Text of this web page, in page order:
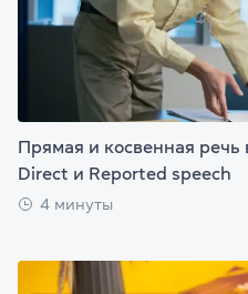
Прямая и косвенная речь
Direct и Reported speech
4 минуты